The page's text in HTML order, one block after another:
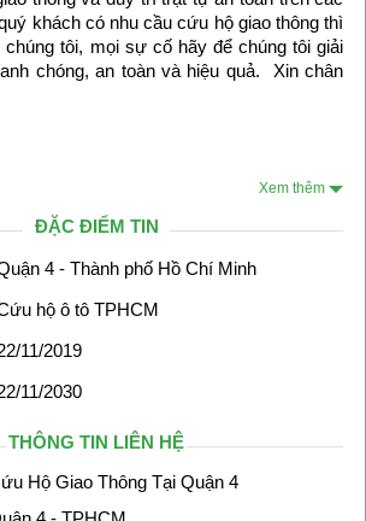
khách có nhu cầu cứu hộ giao thông thì
tôi, mọi sự cố hãy để chúng tôi giải
chóng, an toàn và hiệu quả. Xin chân
Xem thêm
ĐẶC ĐIỂM TIN
4 - Thành phố Hồ Chí Minh
hộ ô tô TPHCM
11/2019
11/2030
THÔNG TIN LIÊN HỆ
Hộ Giao Thông Tại Quận 4